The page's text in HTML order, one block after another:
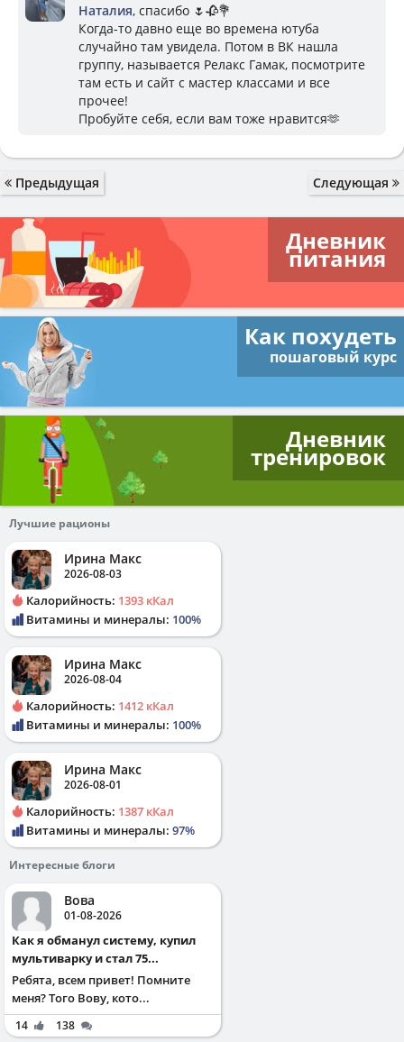
Наталия, спасибо 🌷🥀💐
Когда-то давно еще во времена ютуба
случайно там увидела. Потом в ВК нашла
группу, называется Релакс Гамак, посмотрите
там есть и сайт с мастер классами и все
прочее!
Пробуйте себя, если вам тоже нравится🫶
Предыдущая Следующая
Дневник
питания
Как похудеть
пошаговый курс
Дневник
тренировок
Лучшие рационы
Ирина Макс
2026-08-03
Калорийность: 1393 кКал
Витамины и минералы: 100%
Ирина Макс
2026-08-04
Калорийность: 1412 кКал
Витамины и минералы: 100%
Ирина Макс
2026-08-01
Калорийность: 1387 кКал
Витамины и минералы: 97%
Интересные блоги
Вова
01-08-2026
Как я обманул систему, купил
мультиварку и стал 75...
Ребята, всем привет! Помните
меня? Того Вову, кото...
14 138